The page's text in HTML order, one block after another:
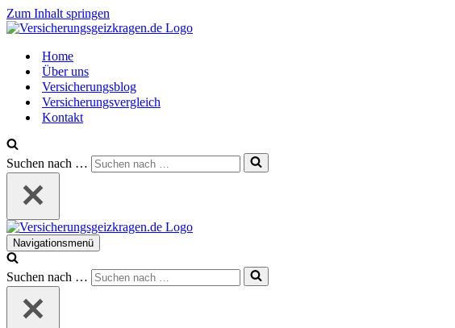
Zum Inhalt springen
Home
Über uns
Versicherungsblog
Versicherungsvergleich
Kontakt
Suchen nach …
Navigationsmenü
Suchen nach …